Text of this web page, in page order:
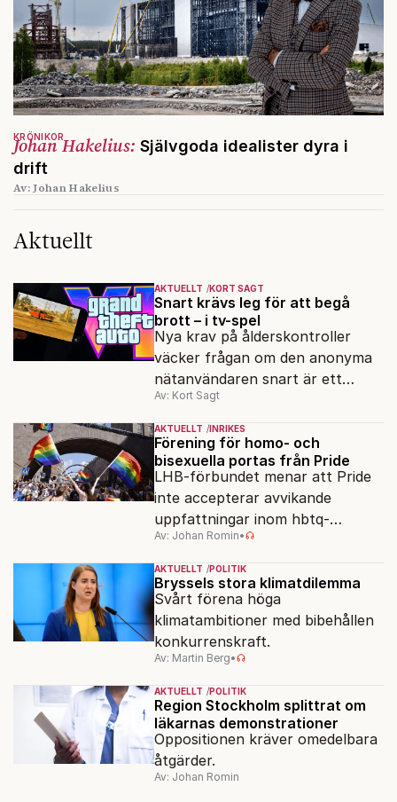
Johan Hakelius: Självgoda idealister dyra i
drift
KRÖNIKOR
Av: Johan Hakelius
Aktuellt
AKTUELLT KORT SAGT
Snart krävs leg för att begå
brott – i tv-spel
Nya krav på ålderskontroller
väcker frågan om den anonyma
nätanvändaren snart är ett
minne blott.
Av: Kort Sagt
AKTUELLT INRIKES
Förening för homo- och
bisexuella portas från Pride
LHB-förbundet menar att Pride
inte accepterar avvikande
uppfattningar inom hbtq-
rörelsen. "Vi har inga problem
med transpersoner", säger
ordföranden Linn Saarinen.
Av: Johan Romin•
AKTUELLT POLITIK
Bryssels stora klimatdilemma
Svårt förena höga
klimatambitioner med bibehållen
konkurrenskraft.
Av: Martin Berg•
AKTUELLT POLITIK
Region Stockholm splittrat om
läkarnas demonstrationer
Oppositionen kräver omedelbara
åtgärder.
Av: Johan Romin